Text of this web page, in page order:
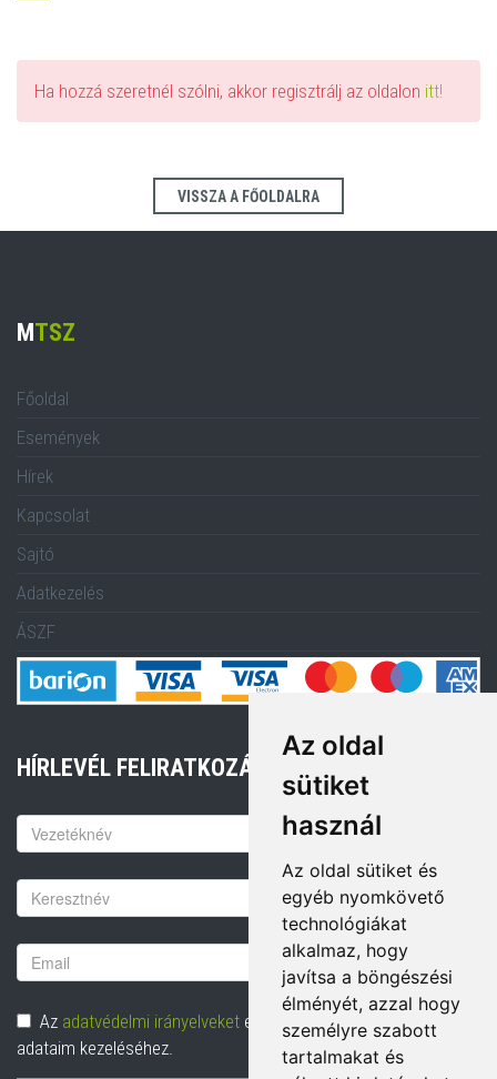
Az oldal
sütiket
használ
Az oldal sütiket és
egyéb nyomkövető
technológiákat
alkalmaz, hogy
javítsa a böngészési
élményét, azzal hogy
személyre szabott
tartalmakat és
Ha hozzá szeretnél szólni, akkor regisztrálj az oldalon itt!
VISSZA A FŐOLDALRA
MTSZ
Főoldal
Események
Hírek
Kapcsolat
Sajtó
Adatkezelés
ÁSZF
HÍRLEVÉL FELIRATKOZÁS
Keresztnév
Vezetéknév
Email
cím
Adatvédelem
Az adatvédelmi irányelveket elolvastam és hozzájárulok
adataim kezeléséhez.